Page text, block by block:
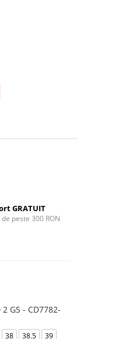
GRATUIT
peste 300 RON
2 GS - CD7782-
38 38.5
39